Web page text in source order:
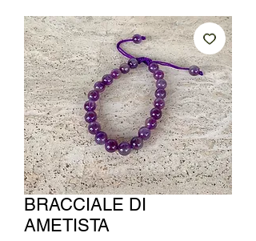
BRACCIALE DI
AMETISTA